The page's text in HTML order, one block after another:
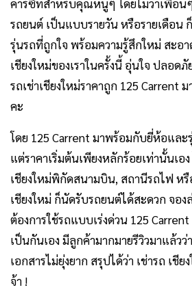
คาร์ซีทสำหรับคุณหนูๆ โดยไม่ว่าเพื่อน
รถยนต์ เป็นแบบรายวัน หรือรายเดือน
รุ่นรถที่ถูกใจ พร้อมความรู้สึกใหม่ สะอา
เชียงใหม่ของเราในครั้งนี้ อุ่นใจ ปลอด
รถเช่าเชียงใหม่ราคาถูก 125 Carrent
คะ
โดย 125 Carrent มาพร้อมกับยี่ห้อแล
แต่ราคาเริ่มต้นเพียงหลักร้อยเท่านั้นเอ
เชียงใหม่พิกัดสนามบิน, สถานีรถไฟ หรื
เชียงใหม่ ก็นัดรับรถยนต์ได้สะดวก จอง
ต้องการใช้รถแบบเร่งด่วน 125
เป็นกันเอง มีลูกค้ามากมายรีวิวมาแล้วว่า
เอกสารไม่ยุ่งยาก สรุปได้ว่า เช่ารถ เชี
จ้า !